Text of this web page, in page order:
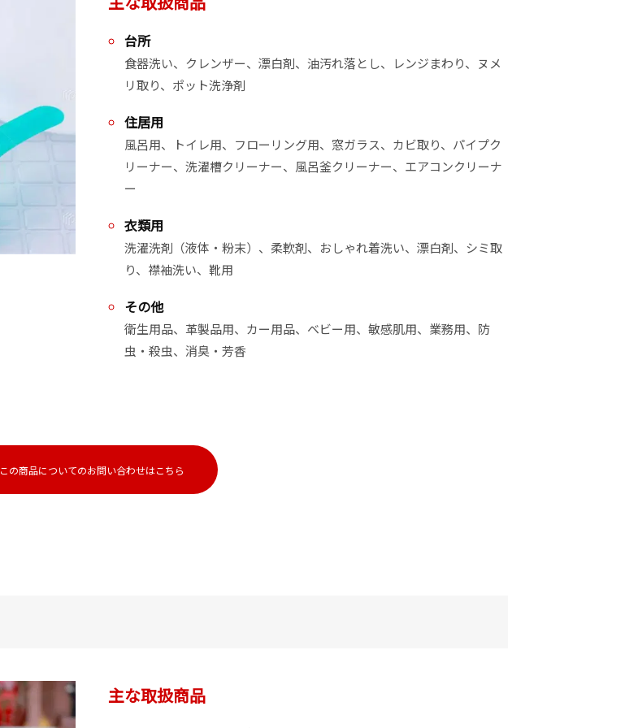
台所
食器洗い、クレンザー、漂白剤、油汚れ落とし、レンジまわり、ヌメ
リ取り、ポット洗浄剤
住居用
風呂用、トイレ用、フローリング用、窓ガラス、カビ取り、パイプク
リーナー、洗濯槽クリーナー、風呂釜クリーナー、エアコンクリーナ
ー
衣類用
洗濯洗剤（液体・粉末）、柔軟剤、おしゃれ着洗い、漂白剤、シミ取
り、襟袖洗い、靴用
その他
衛生用品、革製品用、カー用品、ベビー用、敏感肌用、業務用、防
虫・殺虫、消臭・芳香
この商品についてのお問い合わせはこちら
主な取扱商品